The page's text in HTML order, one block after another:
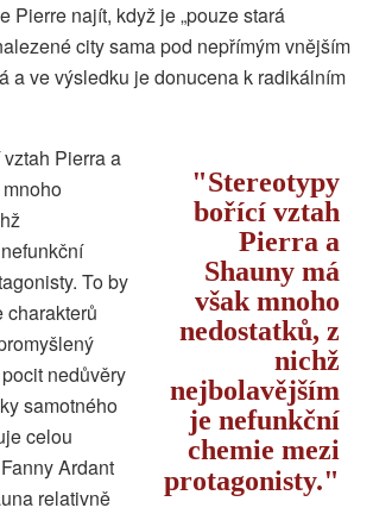
Pierre najít, když je „pouze stará
city sama pod nepřímým vnějším
a ve výsledku je donucena k radikálním
Stereotypy
bořící vztah
Pierra a
Shauny má
však mnoho
nedostatků, z
nichž
nejbolavějším
je nefunkční
chemie mezi
protagonisty.
Pierra a
To by
charakterů
nedůvěry
samotného
celou
Ardant
relativně